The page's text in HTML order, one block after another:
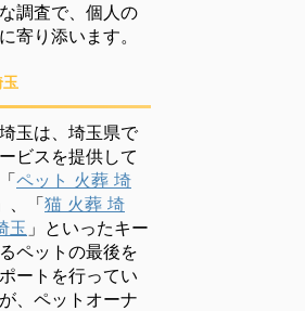
調査で、個人の
寄り添います。
玉は、埼玉県で
ビスを提供して
ペット 火葬 埼
、「猫 火葬 埼
玉 」といったキー
ペットの最後を
ートを行ってい
、ペットオーナ